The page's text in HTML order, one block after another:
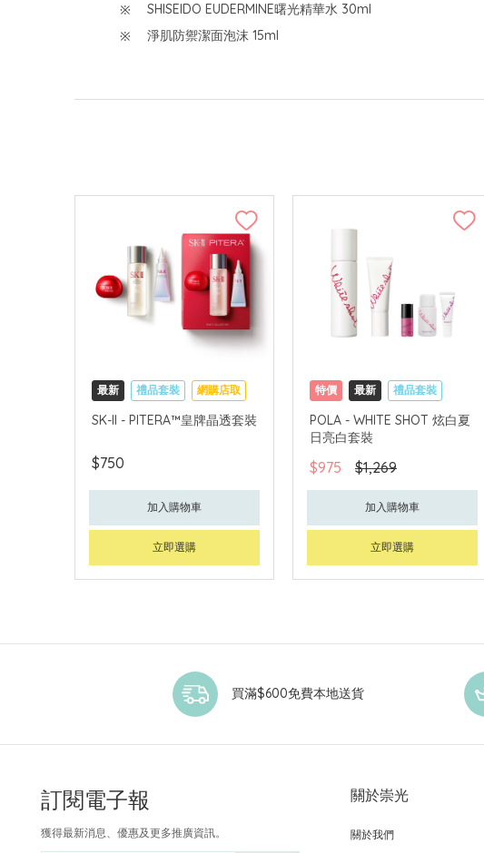
SHISEIDO EUDERMINE曙光精華水 30ml
淨肌防禦潔面泡沫 15ml
最新 禮品套裝
網購店取
可中國內地配送
SK-II - PITERA™皇牌晶透套裝
$750
加入購物車
立即選購
特價 最新
禮品套裝
網購店取
可中國內地配送
POLA - WHITE SHOT 炫白夏
日亮白套裝
$975 $1,269
加入購物車
立即選購
買滿$600免費本地送貨
訂閱電子報
獲得最新消息、優惠及更多推廣資訊。
關於崇光
關於我們